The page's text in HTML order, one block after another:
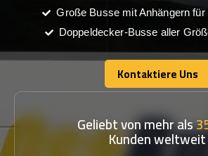
Große Busse mit Anhängern
Doppeldecker-Busse aller
Kontaktiere Uns
Kontaktiere Uns
Geliebt von mehr als
Kunden weltweit